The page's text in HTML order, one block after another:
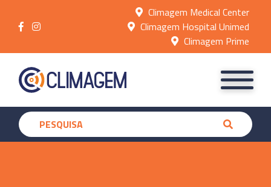
Climagem Medical Center
Climagem Hospital Unimed
Climagem Prime